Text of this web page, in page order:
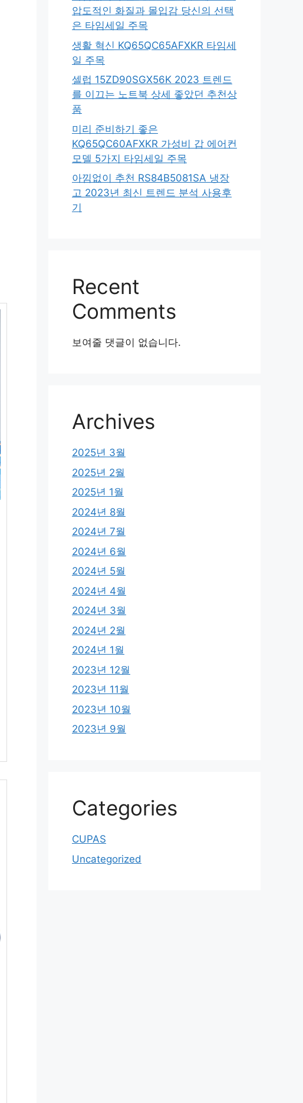
압도적인 화질과 몰입감 당신의 선택
은 타임세일 주목
생활 혁신 KQ65QC65AFXKR 타임세
일 주목
셀럽 15ZD90SGX56K 2023 트렌드
를 이끄는 노트북 상세 좋았던 추천상
품
미리 준비하기 좋은
KQ65QC60AFXKR 가성비 갑 에어컨
모델 5가지 타임세일 주목
아낌없이 추천 RS84B5081SA 냉장
고 2023년 최신 트렌드 분석 사용후
기
Recent
Comments
보여줄 댓글이 없습니다.
Archives
2025년 3월
2025년 2월
2025년 1월
2024년 8월
2024년 7월
2024년 6월
2024년 5월
2024년 4월
2024년 3월
2024년 2월
2024년 1월
2023년 12월
2023년 11월
2023년 10월
2023년 9월
Categories
CUPAS
Uncategorized